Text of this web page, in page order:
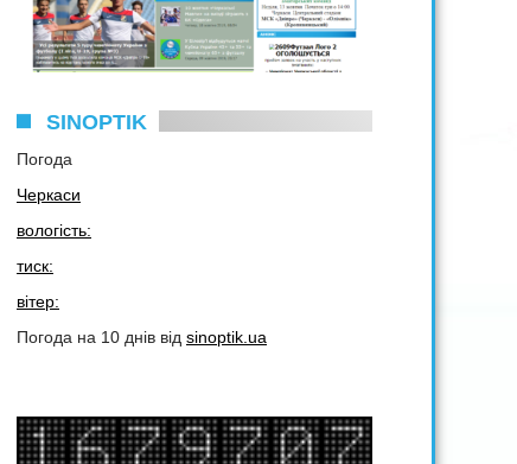
SINOPTIK
Погода
Черкаси
вологість:
тиск:
вітер:
Погода на 10 днів від sinoptik.ua